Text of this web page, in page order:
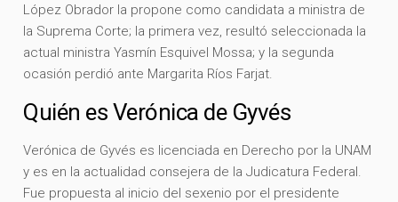
López Obrador la propone como candidata a ministra de
la Suprema Corte; la primera vez, resultó seleccionada la
actual ministra Yasmín Esquivel Mossa; y la segunda
ocasión perdió ante Margarita Ríos Farjat.
Quién es Verónica de Gyvés
Verónica de Gyvés es licenciada en Derecho por la UNAM
y es en la actualidad consejera de la Judicatura Federal.
Fue propuesta al inicio del sexenio por el presidente